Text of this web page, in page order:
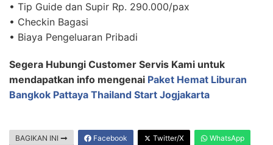
• Tip Guide dan Supir Rp. 290.000/pax
• Checkin Bagasi
• Biaya Pengeluaran Pribadi
Segera Hubungi Customer Servis Kami untuk
mendapatkan info mengenai Paket Hemat Liburan
Bangkok Pattaya Thailand Start Jogjakarta
BAGIKAN INI Facebook Twitter/X WhatsApp